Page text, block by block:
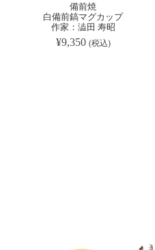
備前焼
白備前鎬マグカップ
作家：澁田 寿昭
¥9,350 (税込)